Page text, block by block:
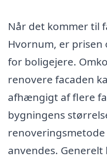
Når det kommer til
Hvornum, er
for boligejere.
renovere facaden
afhængigt af flere
bygningens
anvendes.